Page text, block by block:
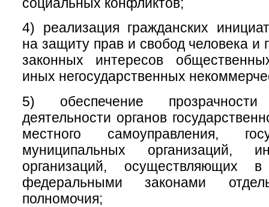
4) реализация гражданских
на защиту прав и свобод человека и
законных интересов
иных негосударственных
5) обеспечение
деятельности органов
местного самоуправления,
муниципальных организаций,
организаций, осуществляющих
федеральными законами
полномочия;